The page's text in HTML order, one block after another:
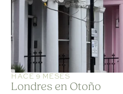
HACE 9 MESES
Londres en Otoño